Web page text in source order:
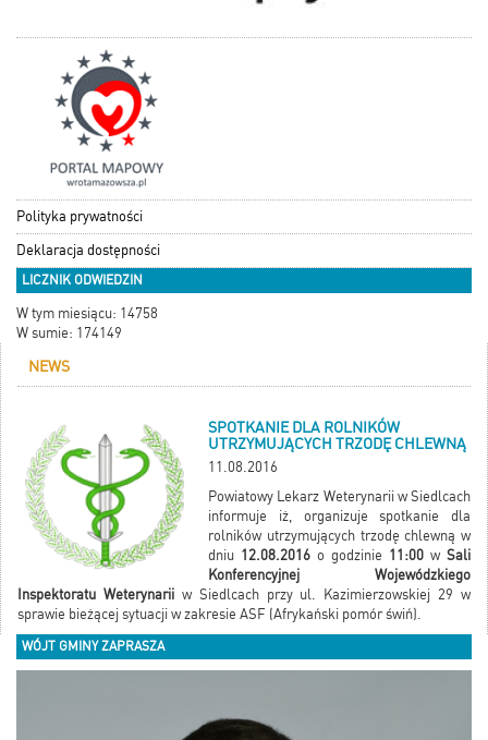
Polityka prywatności
Deklaracja dostępności
LICZNIK ODWIEDZIN
W tym miesiącu: 14758
W sumie: 174149
NEWS
SPOTKANIE DLA ROLNIKÓW
UTRZYMUJĄCYCH TRZODĘ CHLEWNĄ
11.08.2016
Powiatowy Lekarz Weterynarii w Siedlcach
informuje iż, organizuje spotkanie dla
rolników utrzymujących trzodę chlewną w
dniu 12.08.2016 o godzinie 11:00 w Sali
Konferencyjnej Wojewódzkiego
Inspektoratu Weterynariiw Siedlcach przy ul. Kazimierzowskiej 29 w
sprawie bieżącej sytuacji w zakresie ASF (Afrykański pomór świń).
WÓJT GMINY ZAPRASZA